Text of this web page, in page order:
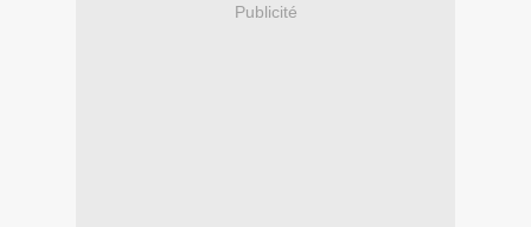
Publicité